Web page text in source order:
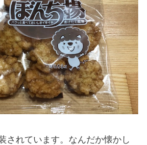
されています。なんだか懐かし